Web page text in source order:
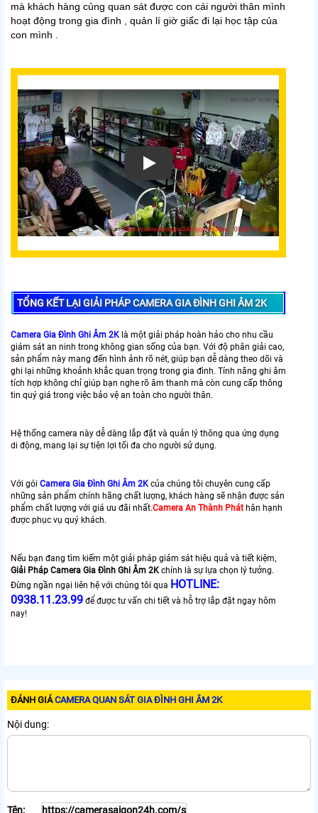
mà khách hàng củng quan sát được con cái người thân mình
hoạt động trong gia đình , quản lí giờ giấc đi lại học tập của
con mình .
TỔNG KẾT LẠI GIẢI PHÁP CAMERA GIA ĐÌNH GHI ÂM 2K
Camera Gia Đình Ghi Âm 2K là một giải pháp hoàn hảo cho nhu cầu
giám sát an ninh trong không gian sống của bạn. Với độ phân giải cao,
sản phẩm này mang đến hình ảnh rõ nét, giúp bạn dễ dàng theo dõi và
ghi lại những khoảnh khắc quan trọng trong gia đình. Tính năng ghi âm
tích hợp không chỉ giúp bạn nghe rõ âm thanh mà còn cung cấp thông
tin quý giá trong việc bảo vệ an toàn cho người thân.
Hệ thống camera này dễ dàng lắp đặt và quản lý thông qua ứng dụng
di động, mang lại sự tiện lợi tối đa cho người sử dụng.
Với gói Camera Gia Đình Ghi Âm 2K của chúng tôi chuyên cung cấp
những sản phẩm chính hãng chất lượng, khách hàng sẽ nhận được sản
phẩm chất lượng với giá ưu đãi nhất.Camera An Thành Phát hân hạnh
được phục vụ quý khách.
Nếu bạn đang tìm kiếm một giải pháp giám sát hiệu quả và tiết kiệm,
Giải Pháp Camera Gia Đình Ghi Âm 2K chính là sự lựa chọn lý tưởng.
Đừng ngần ngại liên hệ với chúng tôi qua HOTLINE:
0938.11.23.99 để được tư vấn chi tiết và hỗ trợ lắp đặt ngay hôm
nay!
ĐÁNH GIÁCAMERA QUAN SÁT GIA ĐÌNH GHI ÂM 2K
Nội dung:
Tên: